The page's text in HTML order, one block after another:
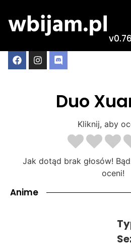
v0.76
Duo
Kliknij, aby
Jak dotąd brak głosów!
oceni!
Anime